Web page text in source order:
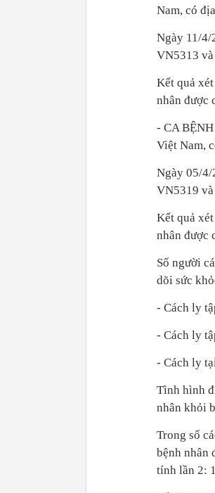
Nam, có
Ngày 11/4/
VN5313
Kết quả
nhân được
- CA
Việt Nam,
Ngày 05/4/
VN5319
Kết quả
nhân được
Số người
dõi sức
- Cách ly
- Cách ly
- Cách ly
Tình hình
nhân khỏi
Trong số
bệnh nhân
tính lần 2: